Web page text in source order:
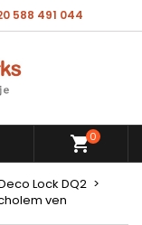
588 491 044
shopping_cart0
Lock DQ2
ven